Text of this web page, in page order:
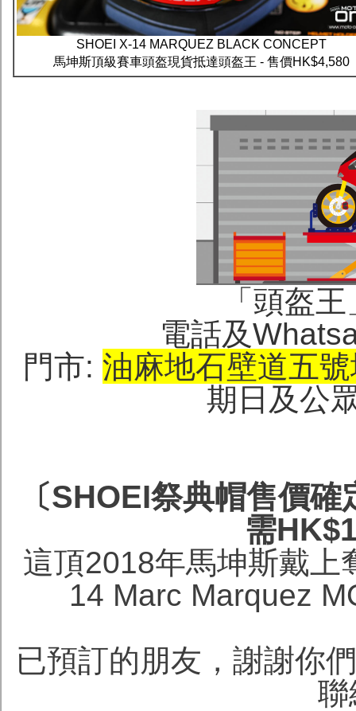
SHOEI X-14 MARQUEZ BLACK CONCEPT
馬坤斯頂級賽車頭盔現貨抵達頭盔王 - 售價HK$4,580
「頭盔
電話及
門市: 油麻地石壁道五
期日及公
〔SHOEI祭典帽售價
需
這頂2018年馬坤斯戴上
14 Marc Marquez
已預訂的朋友，謝謝你
聯